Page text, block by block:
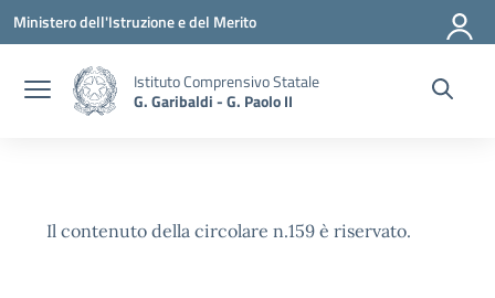
Vai ai contenuti
Vai al menu di navigazione
Vai al footer
Ministero dell'Istruzione e del Merito
Istituto Comprensivo Statale
G. Garibaldi - G. Paolo II
Il contenuto della circolare n.159 è riservato.